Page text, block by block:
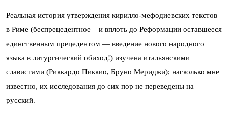
Реальная история утверждения кирилло-мефодиевских текстов
в Риме (беспрецедентное – и вплоть до Реформации оставшееся
единственным прецедентом — введение нового народного
языка в литургический обиход!) изучена итальянскими
славистами (Риккардо Пиккио, Бруно Мериджи); насколько мне
известно, их исследования до сих пор не переведены на
русский.